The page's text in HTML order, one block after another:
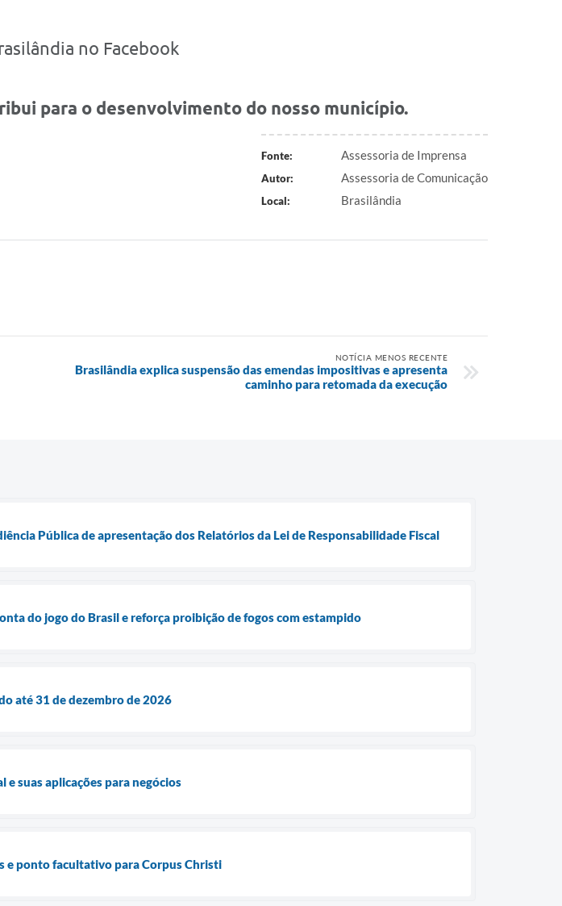
no Facebook
para o desenvolvimento do nosso município.
Fonte: Assessoria de Imprensa
Autor: Assessoria de Comunicação
Local: Brasilândia
NOTÍCIA MENOS RECENTE
Brasilândia explica suspensão das emendas impositivas e apresenta
caminho para retomada da execução
Pública de apresentação dos Relatórios da Lei de Responsabilidade Fiscal
do jogo do Brasil e reforça proibição de fogos com estampido
até 31 de dezembro de 2026
suas aplicações para negócios
e ponto facultativo para Corpus Christi